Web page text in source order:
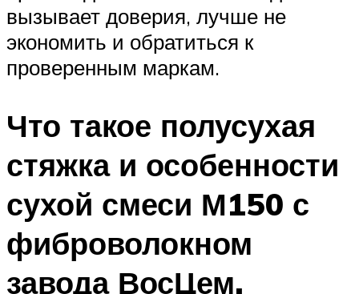
вызывает доверия, лучше не
экономить и обратиться к
проверенным маркам.
Что такое полусухая
стяжка и особенности
сухой смеси М150 с
фиброволокном
завода ВосЦем.